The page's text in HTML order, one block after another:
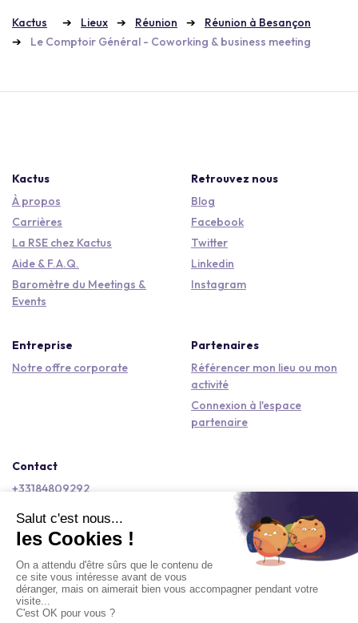
Kactus Lieux Réunion
Réunion à Besançon
Le Comptoir Général - Coworking & business meeting
Kactus
À propos
Carrières
La RSE chez Kactus
Aide & F.A.Q.
Baromètre du Meetings &
Events
Retrouvez nous
Blog
Facebook
Twitter
Linkedin
Instagram
Entreprise
Notre offre corporate
Partenaires
Référencer mon lieu ou mon
activité
Connexion à l'espace
partenaire
Contact
+33184809292
Copyright © 2026 Kactus Tous droits réservés
Conditions générales d'utilisation
Mentions légales
Signaler un contenu